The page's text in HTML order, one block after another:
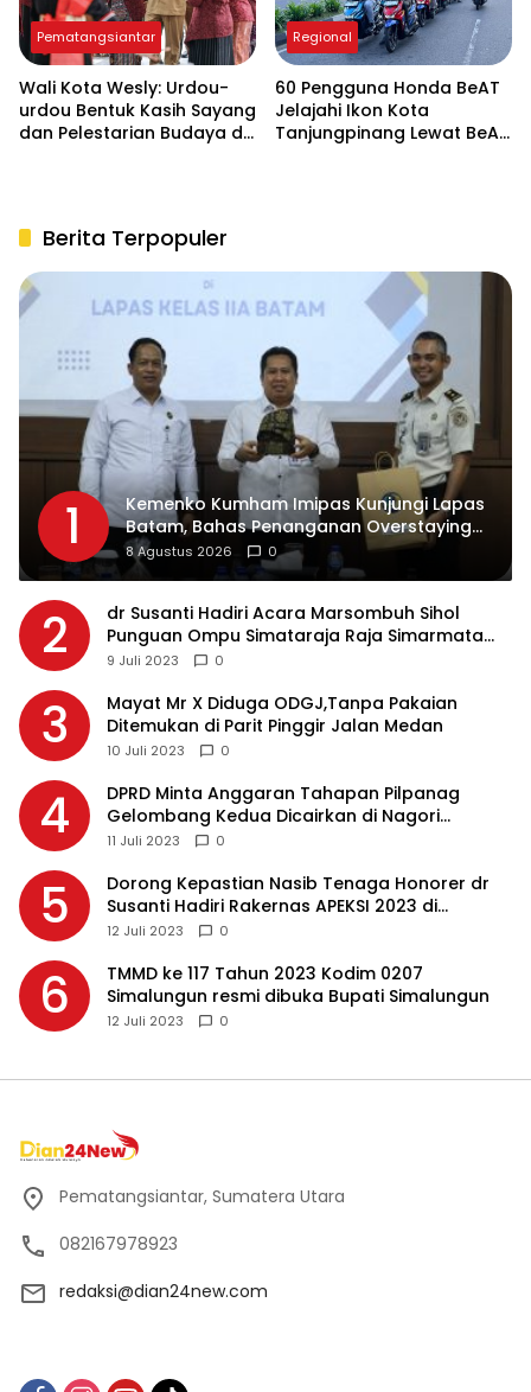
Pematangsiantar
Wali Kota Wesly: Urdou-
urdou Bentuk Kasih Sayang
dan Pelestarian Budaya di
Regional
60 Pengguna Honda BeAT
Jelajahi Ikon Kota
Tanjungpinang Lewat BeAT
Berita Terpopuler
1
Kemenko Kumham Imipas Kunjungi Lapas
Batam, Bahas Penanganan Overstaying
dan Implementasi KUHP Baru
8 Agustus 2026 0
2
dr Susanti Hadiri Acara Marsombuh Sihol
Punguan Ompu Simataraja Raja Simarmata
Dohot Boruna Kota Siantar
9 Juli 2023 0
3
Mayat Mr X Diduga ODGJ,Tanpa Pakaian
Ditemukan di Parit Pinggir Jalan Medan
10 Juli 2023 0
4
DPRD Minta Anggaran Tahapan Pilpanag
Gelombang Kedua Dicairkan di Nagori
Masing-masing, Ini Alasannya…
11 Juli 2023 0
5
Dorong Kepastian Nasib Tenaga Honorer dr
Susanti Hadiri Rakernas APEKSI 2023 di
Makassar
12 Juli 2023 0
6
TMMD ke 117 Tahun 2023 Kodim 0207
Simalungun resmi dibuka Bupati Simalungun
12 Juli 2023 0
Pematangsiantar, Sumatera Utara
082167978923
redaksi@dian24new.com